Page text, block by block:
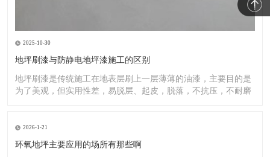
2025-10-30
地坪刷漆与防静电地坪漆施工的区别
地坪刷漆是传统施工在地表层刷上一层薄薄的油漆，主要目的是
为了美观，但实用性差，易脱层、起皮，脱落，不抗压，不耐磨
2026-1-21
环氧地坪主要应用的场所有那些啊